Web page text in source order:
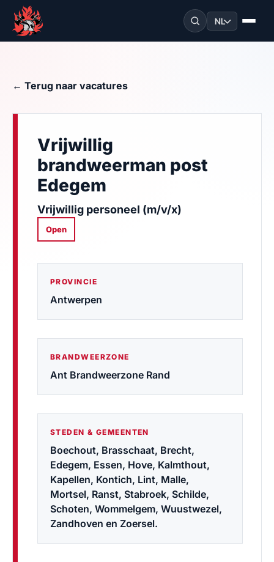
NL
← Terug naar vacatures
Vrijwillig
brandweerman post
Edegem
Vrijwillig personeel (m/v/x)
Open
PROVINCIE
Antwerpen
BRANDWEERZONE
Ant Brandweerzone Rand
STEDEN & GEMEENTEN
Boechout, Brasschaat, Brecht,
Edegem, Essen, Hove, Kalmthout,
Kapellen, Kontich, Lint, Malle,
Mortsel, Ranst, Stabroek, Schilde,
Schoten, Wommelgem, Wuustwezel,
Zandhoven en Zoersel.